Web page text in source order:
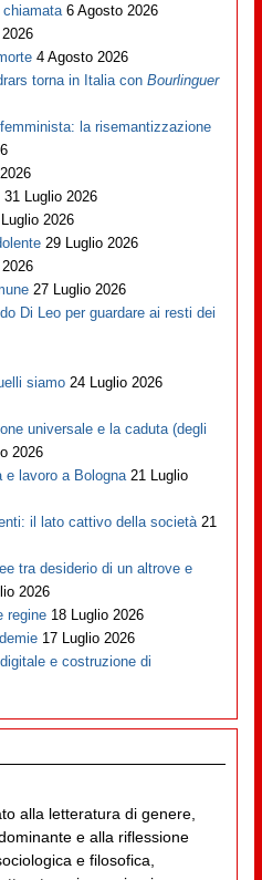
chiamata 6 Agosto 2026
4 Agosto 2026
torna in Italia conBourlinguer
la risemantizzazione
31 Luglio 2026
2026
29 Luglio 2026
27 Luglio 2026
Di Leo per guardare ai resti dei
siamo 24 Luglio 2026
universale e la caduta (degli
2026
lavoro a Bologna 21 Luglio
il lato cattivo della società 21
tra desiderio di un altrove e
2026
regine 18 Luglio 2026
17 Luglio 2026
e costruzione di
alla letteratura di genere,
e alla riflessione
e filosofica,